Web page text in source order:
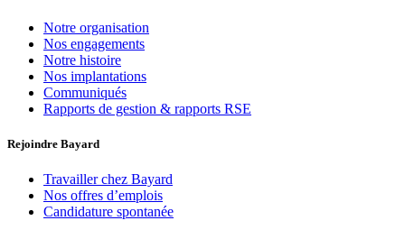
Notre organisation
Nos engagements
Notre histoire
Nos implantations
Communiqués
Rapports de gestion & rapports RSE
Rejoindre Bayard
Travailler chez Bayard
Nos offres d’emplois
Candidature spontanée